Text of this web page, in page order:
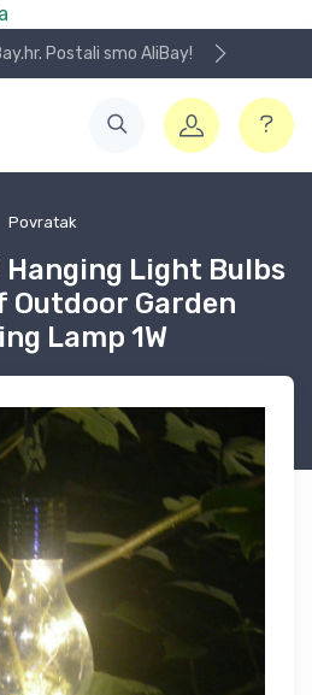
Postali smo AliBay!
Povratak
Light Bulbs
Outdoor Garden
Lamp 1W